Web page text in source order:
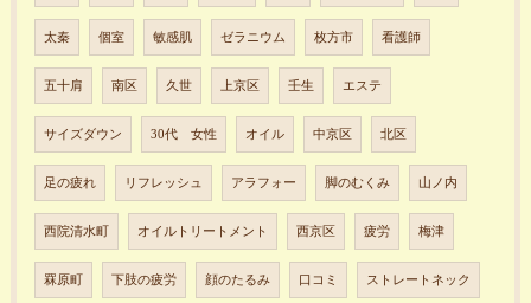
太秦 個室 敏感肌 ゼラニウム 枚方市 看護師
五十肩 南区 久世 上京区 壬生 エステ
サイズダウン 30代 女性 オイル 中京区 北区
足の疲れ リフレッシュ アラフォー 脚のむくみ 山ノ内
西院清水町 オイルトリートメント 西京区 疲労 梅津
罧原町 下肢の疲労 顔のたるみ 口コミ ストレートネック